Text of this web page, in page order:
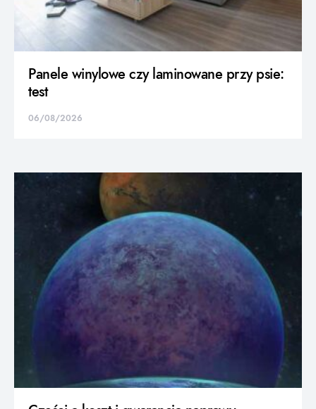
Panele winylowe czy laminowane przy psie:
test
06/08/2026